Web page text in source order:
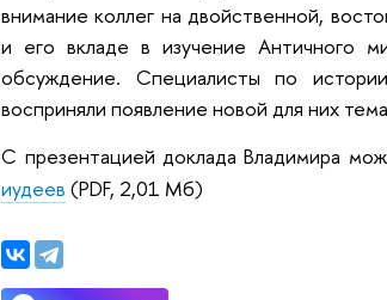
внимание коллег на двойственной,
и его вкладе в изучение Античного
обсуждение. Специалисты по
восприняли появление новой для них
С презентацией доклада Владимира
иудеев (PDF, 2,01 Мб)